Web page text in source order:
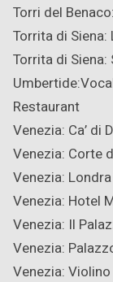
Torri del
Torrita di Siena:
Torrita di Siena:
Restaurant
Venezia: Ca’ di
Venezia: Corte
Venezia:
Venezia: Hotel
Venezia: Il
Venezia:
Venezia: Violino